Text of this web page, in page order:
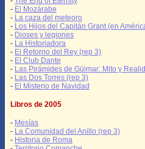
- El Mozárabe
- La caza del meteoro
- Los Hijos del Capitán Grant (en
- Dioses y legiones
- La Historiadora
- El Retorno del Rey (rep 3)
- El Club Dante
- Las Pirámides de Güimar: Mito y
- Las Dos Torres (rep 3)
- El Misterio de Navidad
Libros de 2005
- Mesías
- La Comunidad del Anillo (rep 3)
- Historia de Roma